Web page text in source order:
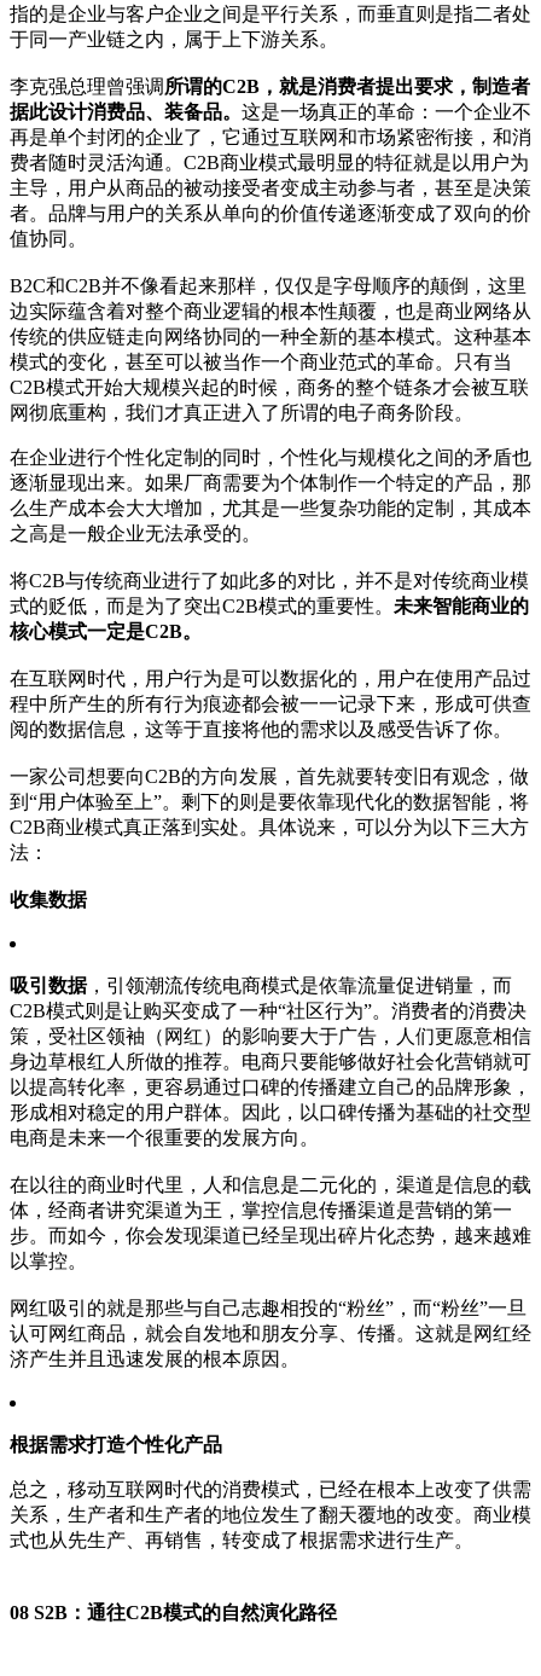
指的是企业与客户企业之间是平行关系，而垂直则是指二者处
于同一产业链之内，属于上下游关系。
李克强总理曾强调所谓的C2B，就是消费者提出要求，制造者
据此设计消费品、装备品。 这是一场真正的革命：一个企业不
再是单个封闭的企业了，它通过互联网和市场紧密衔接，和消
费者随时灵活沟通。C2B商业模式最明显的特征就是以用户为
主导，用户从商品的被动接受者变成主动参与者，甚至是决策
者。品牌与用户的关系从单向的价值传递逐渐变成了双向的价
值协同。
B2C和C2B并不像看起来那样，仅仅是字母顺序的颠倒，这里
边实际蕴含着对整个商业逻辑的根本性颠覆，也是商业网络从
传统的供应链走向网络协同的一种全新的基本模式。这种基本
模式的变化，甚至可以被当作一个商业范式的革命。只有当
C2B模式开始大规模兴起的时候，商务的整个链条才会被互联
网彻底重构，我们才真正进入了所谓的电子商务阶段。
在企业进行个性化定制的同时，个性化与规模化之间的矛盾也
逐渐显现出来。如果厂商需要为个体制作一个特定的产品，那
么生产成本会大大增加，尤其是一些复杂功能的定制，其成本
之高是一般企业无法承受的。
将C2B与传统商业进行了如此多的对比，并不是对传统商业模
式的贬低，而是为了突出C2B模式的重要性。 未来智能商业的
核心模式一定是C2B。
在互联网时代，用户行为是可以数据化的，用户在使用产品过
程中所产生的所有行为痕迹都会被一一记录下来，形成可供查
阅的数据信息，这等于直接将他的需求以及感受告诉了你。
一家公司想要向C2B的方向发展，首先就要转变旧有观念，做
到“用户体验至上”。剩下的则是要依靠现代化的数据智能，将
C2B商业模式真正落到实处。具体说来，可以分为以下三大方
法：
收集数据
吸引数据，引领潮流传统电商模式是依靠流量促进销量，而
C2B模式则是让购买变成了一种“社区行为”。消费者的消费决
策，受社区领袖（网红）的影响要大于广告，人们更愿意相信
身边草根红人所做的推荐。电商只要能够做好社会化营销就可
以提高转化率，更容易通过口碑的传播建立自己的品牌形象，
形成相对稳定的用户群体。因此，以口碑传播为基础的社交型
电商是未来一个很重要的发展方向。
在以往的商业时代里，人和信息是二元化的，渠道是信息的载
体，经商者讲究渠道为王，掌控信息传播渠道是营销的第一
步。而如今，你会发现渠道已经呈现出碎片化态势，越来越难
以掌控。
网红吸引的就是那些与自己志趣相投的“粉丝”，而“粉丝”一旦
认可网红商品，就会自发地和朋友分享、传播。这就是网红经
济产生并且迅速发展的根本原因。
根据需求打造个性化产品
总之，移动互联网时代的消费模式，已经在根本上改变了供需
关系，生产者和生产者的地位发生了翻天覆地的改变。商业模
式也从先生产、再销售，转变成了根据需求进行生产。
08 S2B：通往C2B模式的自然演化路径